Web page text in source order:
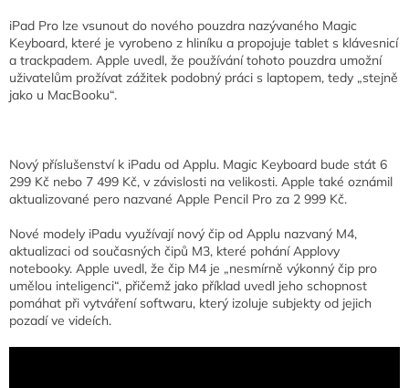
iPad Pro lze vsunout do nového pouzdra nazývaného Magic
Keyboard, které je vyrobeno z hliníku a propojuje tablet s klávesnicí
a trackpadem. Apple uvedl, že používání tohoto pouzdra umožní
uživatelům prožívat zážitek podobný práci s laptopem, tedy „stejně
jako u MacBooku“.
Nový příslušenství k iPadu od Applu. Magic Keyboard bude stát 6
299 Kč nebo 7 499 Kč, v závislosti na velikosti. Apple také oznámil
aktualizované pero nazvané Apple Pencil Pro za 2 999 Kč.
Nové modely iPadu využívají nový čip od Applu nazvaný M4,
aktualizaci od současných čipů M3, které pohání Applovy
notebooky. Apple uvedl, že čip M4 je „nesmírně výkonný čip pro
umělou inteligenci“, přičemž jako příklad uvedl jeho schopnost
pomáhat při vytváření softwaru, který izoluje subjekty od jejich
pozadí ve videích.